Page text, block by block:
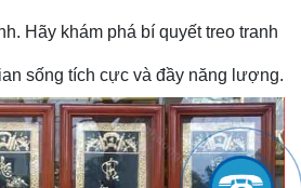
Hãy khám phá bí quyết treo tranh
sống tích cực và đầy năng lượng.